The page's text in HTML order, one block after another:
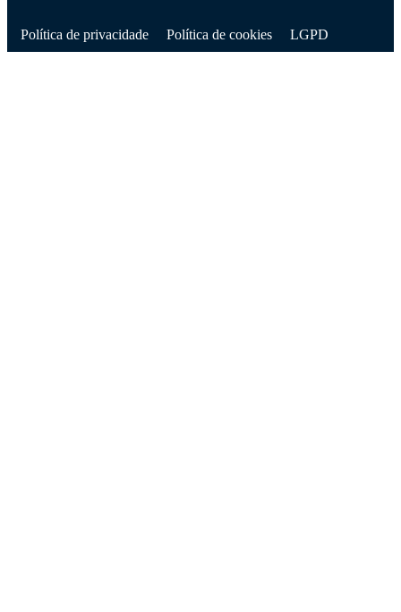
Política de privacidade Política de cookies LGPD